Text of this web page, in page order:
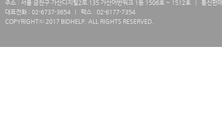
주소 : 서울 금천구 가산디지털2로 135 가산어반워크 1동 1506호 ~ 1512호
통신판
대표전화 : 02-6737-3654
팩스 : 02-6177-7354
COPYRIGHTⓒ 2017 BIDHELP. ALL RIGHTS RESERVED.